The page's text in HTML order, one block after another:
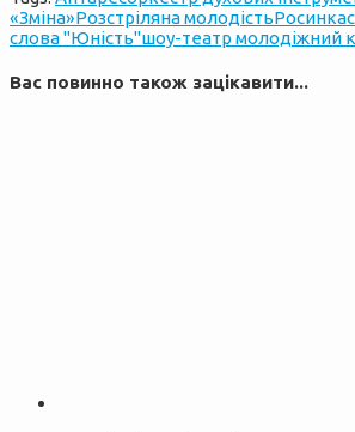
«Зміна»Розстріляна молодістьРосинка
слова "Юність"шоу-театр молодіжний
Вас повинно також зацікавити...